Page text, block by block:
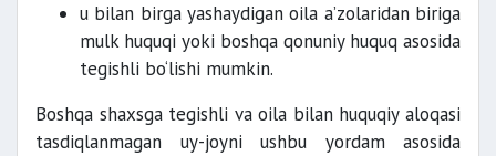
u bilan birga yashaydigan oila a’zolaridan biriga
mulk huquqi yoki boshqa qonuniy huquq asosida
tegishli bo‘lishi mumkin.
Boshqa shaxsga tegishli va oila bilan huquqiy aloqasi
tasdiqlanmagan uy-joyni ushbu yordam asosida